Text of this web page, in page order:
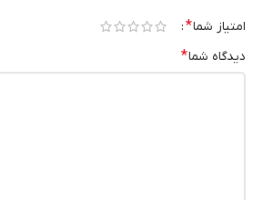
امتیاز شما*
دیدگاه شما*